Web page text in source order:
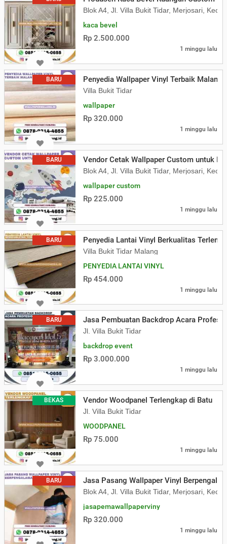
Blok A4, Jl. Villa Bukit Tidar, Merjosari, Kec.
kaca bevel
Rp 2.500.000
1 minggu lalu
BARU Penyedia Wallpaper Vinyl Terbaik Malang
Villa Bukit Tidar
wallpaper
Rp 320.000
1 minggu lalu
BARU Vendor Cetak Wallpaper Custom untuk
Blok A4, Jl. Villa Bukit Tidar, Merjosari, Kec.
wallpaper custom
Rp 225.000
1 minggu lalu
BARU Penyedia Lantai Vinyl Berkualitas
Villa Bukit Tidar Malang
PENYEDIA LANTAI VINYL
Rp 454.000
1 minggu lalu
BARU Jasa Pembuatan Backdrop Acara
Jl. Villa Bukit Tidar
backdrop event
Rp 3.000.000
1 minggu lalu
BEKAS Vendor Woodpanel Terlengkap di Batu
Jl. Villa Bukit Tidar
WOODPANEL
Rp 75.000
1 minggu lalu
BARU Jasa Pasang Wallpaper Vinyl
Blok A4, Jl. Villa Bukit Tidar, Merjosari, Kec.
jasapemawallpaperviny
Rp 320.000
1 minggu lalu